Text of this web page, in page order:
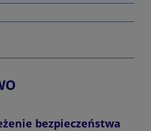
bezpieczeństwa